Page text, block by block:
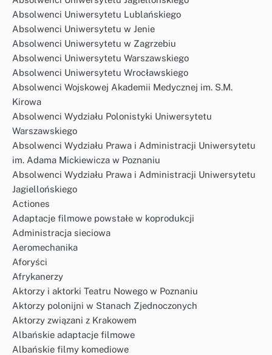
Absolwenci Uniwersytetu Lublańskiego
Absolwenci Uniwersytetu w Jenie
Absolwenci Uniwersytetu w Zagrzebiu
Absolwenci Uniwersytetu Warszawskiego
Absolwenci Uniwersytetu Wrocławskiego
Absolwenci Wojskowej Akademii Medycznej im. S.M.
Kirowa
Absolwenci Wydziału Polonistyki Uniwersytetu
Warszawskiego
Absolwenci Wydziału Prawa i Administracji Uniwersytetu
im. Adama Mickiewicza w Poznaniu
Absolwenci Wydziału Prawa i Administracji Uniwersytetu
Jagiellońskiego
Actiones
Adaptacje filmowe powstałe w koprodukcji
Administracja sieciowa
Aeromechanika
Aforyści
Afrykanerzy
Aktorzy i aktorki Teatru Nowego w Poznaniu
Aktorzy polonijni w Stanach Zjednoczonych
Aktorzy związani z Krakowem
Albańskie adaptacje filmowe
Albańskie filmy komediowe